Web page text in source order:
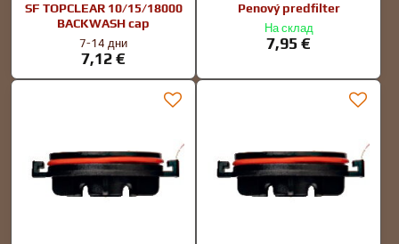
SF TOPCLEAR 10/15/18000
BACKWASH cap
7-14 дни
7,12 €
Penový predfilter
На склад
7,95 €